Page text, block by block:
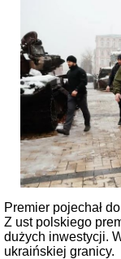
Premier pojechał
Z ust polskiego
dużych inwestycji.
ukraińskiej granicy.